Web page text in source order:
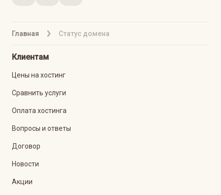
Главная Статус домена
Клиентам
Цены на хостинг
Сравнить услуги
Оплата хостинга
Вопросы и ответы
Договор
Новости
Акции